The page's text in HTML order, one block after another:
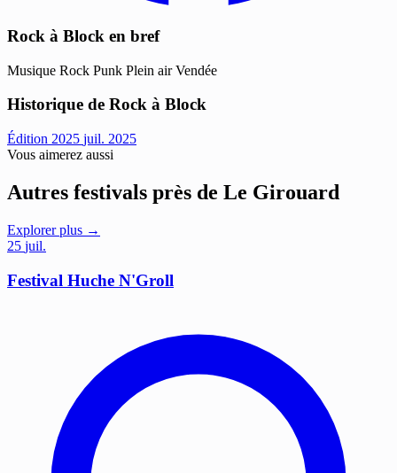
Rock à Block en bref
Musique Rock Punk Plein air Vendée
Historique de Rock à Block
Édition 2025 juil. 2025
Vous aimerez aussi
Autres festivals près de Le Girouard
Explorer plus →
25 juil.
Festival Huche N'Groll